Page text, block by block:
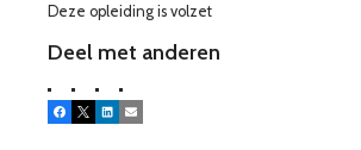
Deze opleiding is volzet
Deel met anderen
Facebook
X LinkedInE-mail